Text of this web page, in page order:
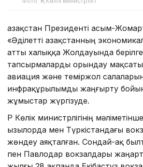
Қазақстан Президенті Қасым-
«Әділетті Қазақстанның
атты халыққа Жолдауында
тапсырмаларды орындау
авиация және теміржол
инфрақұрылымды жаңғырту
жұмыстар жүргізуде.
ҚР Көлік министрлігінің
Қызылорда мен Түркістандағы
жөндеу аяқталған. Сондай-ақ
пен Павлодар вокзалдары